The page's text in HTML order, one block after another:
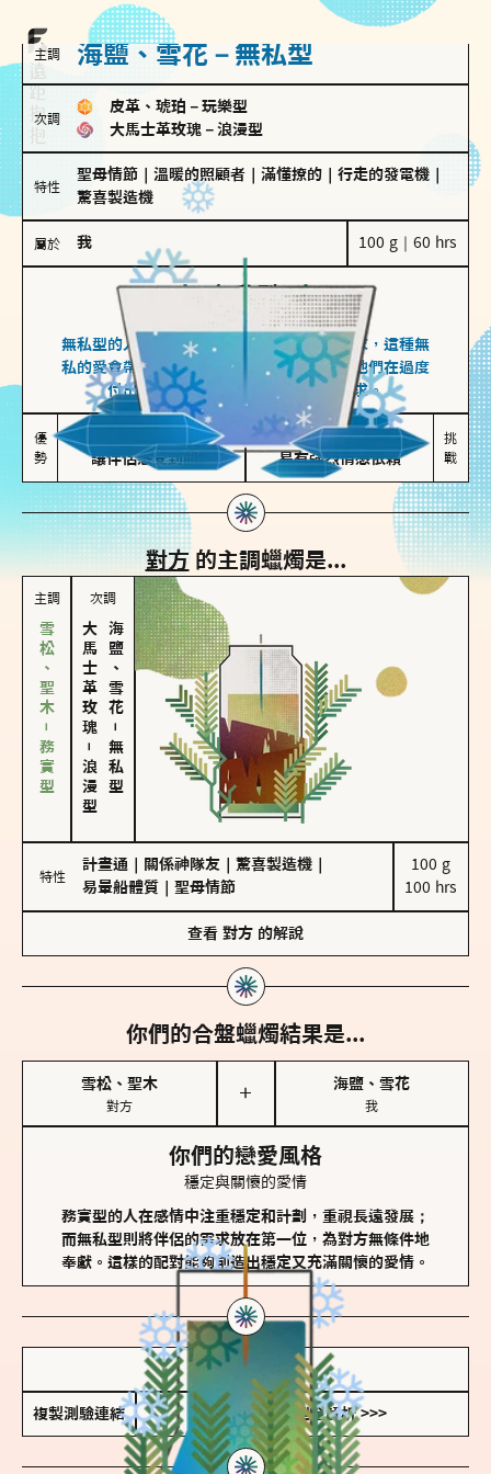
主調 海鹽、雪花－無私型
次調
皮革、琥珀 － 玩樂型
大馬士革玫瑰 － 浪漫型
特性
聖母情節 溫暖的照顧者 滿懂撩的 行走的發電機
驚喜製造機
屬於 我 100 g｜60 hrs
無私型
海鹽、雪花
無私型的人傾向用心呵護、滿足另一半的需求，這種無
私的愛會帶來緊密的關係連結，但也可能讓他們在過度
付出中迷失自我，忽略自己真正的需求。
優
勢
讓伴侶感受到關懷
較難設立界線
易有強烈情感依賴
挑
戰
對方的主調蠟燭是...
主調
雪松、聖木－務實型
次調
大馬士革玫瑰
－
浪漫型
海鹽、雪花
－
無私型
特性
計畫通 關係神隊友 驚喜製造機
易暈船體質
聖母情節
100 g
100 hrs
查看 對方 的解說
你們的合盤蠟燭結果是...
雪松、聖木
對方
＋
海鹽、雪花
我
你們的戀愛風格
穩定與關懷的愛情
務實型的人在感情中注重穩定和計劃，重視長遠發展；
而無私型則將伴侶的需求放在第一位，為對方無條件地
奉獻。這樣的配對能夠創造出穩定又充滿關懷的愛情。
儲存我的結果圖
複製測驗連結 查看香氛類型全解析 >>>